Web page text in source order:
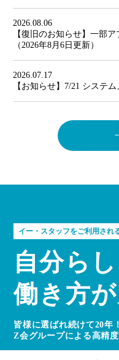
2026.08.06
【復旧のお知らせ】一部
（2026年8月6日更新）
2026.07.17
【お知らせ】7/21 システ
イー・スタッフをご利用され
自分ら
働き方
皆様に選ばれ続けて20年！
Z会グループによる高精